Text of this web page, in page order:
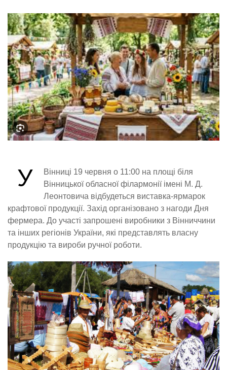
У
Вінниці 19 червня о 11:00 на площі біля
Вінницької обласної філармонії імені М. Д.
Леонтовича відбудеться виставка-ярмарок
крафтової продукції. Захід організовано з нагоди Дня
фермера. До участі запрошені виробники з Вінниччини
та інших регіонів України, які представлять власну
продукцію та вироби ручної роботи.